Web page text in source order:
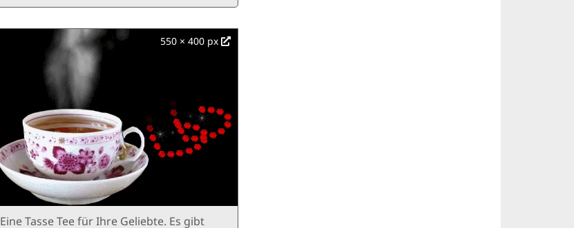
550 × 400 px
Eine Tasse Tee für Ihre Geliebte. Es gibt